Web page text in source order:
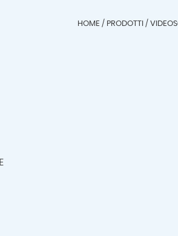
HOME / PRODOTTI /